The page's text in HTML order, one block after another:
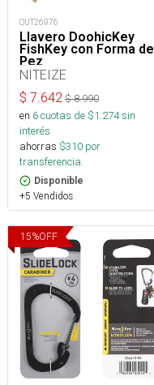
OUT26976
Llavero DoohicKey
FishKey con Forma de
Pez
NITEIZE
$ 7.642 $8.990
en 6cuotas de $1.274sin
interés
ahorras $310 por
transferencia.
Disponible
+5 Vendidos
15%OFF